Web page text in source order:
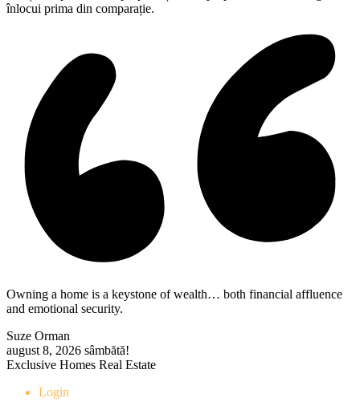
înlocui prima din comparație.
Owning a home is a keystone of wealth… both financial affluence
and emotional security.
Suze Orman
august 8, 2026 sâmbătă!
Exclusive Homes Real Estate
Login